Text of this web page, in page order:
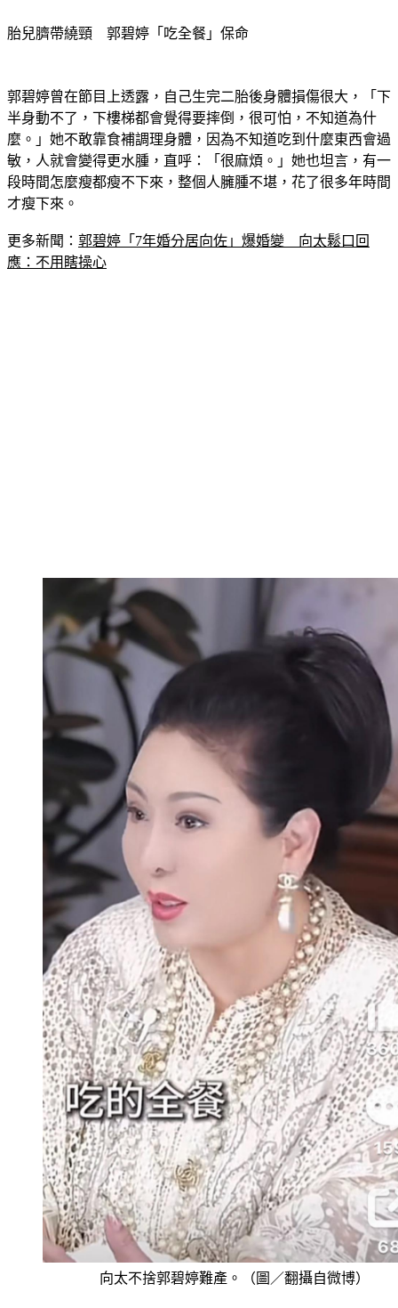
胎兒臍帶繞頸　郭碧婷「吃全餐」保命
郭碧婷曾在節目上透露，自己生完二胎後身體損傷很大，「下
半身動不了，下樓梯都會覺得要摔倒，很可怕，不知道為什
麼。」她不敢靠食補調理身體，因為不知道吃到什麼東西會過
敏，人就會變得更水腫，直呼：「很麻煩。」她也坦言，有一
段時間怎麼瘦都瘦不下來，整個人臃腫不堪，花了很多年時間
才瘦下來。
更多新聞： 郭碧婷「7年婚分居向佐」爆婚變　向太鬆口回
應：不用瞎操心
向太不捨郭碧婷難產。（圖／翻攝自微博）